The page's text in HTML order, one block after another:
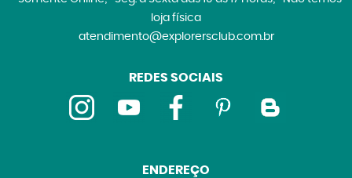
loja física
atendimento@explorersclub.com.br
REDES SOCIAIS
ENDEREÇO